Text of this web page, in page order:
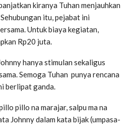
kiranya Tuhan menjauhkan
itu, pejabat ini
Untuk biaya kegiatan,
Rp20 juta.
hanya stimulan sekaligus
Semoga Tuhan punya rencana
berlipat ganda.
pillo na marajar, salpu ma na
Johnny dalam kata bijak (umpasa-